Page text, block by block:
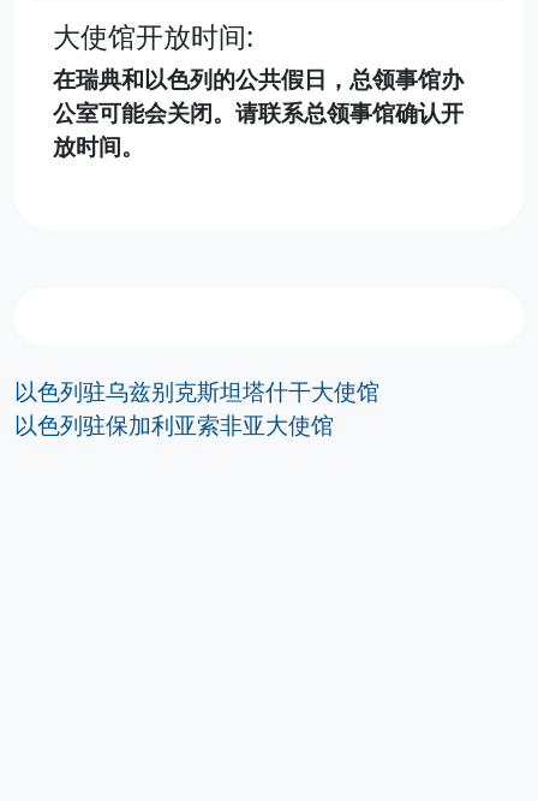
大使馆开放时间:
在瑞典和以色列的公共假日，总领事馆办
公室可能会关闭。请联系总领事馆确认开
放时间。
以色列驻乌兹别克斯坦塔什干大使馆
以色列驻保加利亚索非亚大使馆